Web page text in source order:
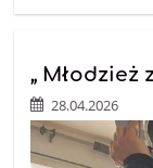
„
28.04.2026